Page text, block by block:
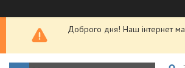
Доброго дня! Наш інтернет